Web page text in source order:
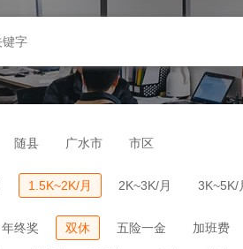
随县 广水市 市区
1.5K~2K/月 2K~3K/月 3K~5K/
年终奖 双休 五险一金 加班费